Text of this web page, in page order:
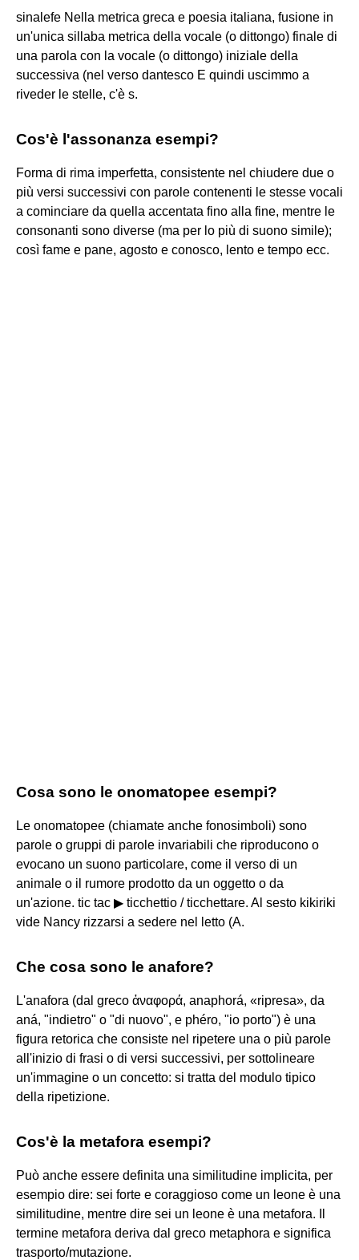
sinalefe Nella metrica greca e poesia italiana, fusione in
un'unica sillaba metrica della vocale (o dittongo) finale di
una parola con la vocale (o dittongo) iniziale della
successiva (nel verso dantesco E quindi uscimmo a
riveder le stelle, c'è s.
Cos'è l'assonanza esempi?
Forma di rima imperfetta, consistente nel chiudere due o
più versi successivi con parole contenenti le stesse vocali
a cominciare da quella accentata fino alla fine, mentre le
consonanti sono diverse (ma per lo più di suono simile);
così fame e pane, agosto e conosco, lento e tempo ecc.
Cosa sono le onomatopee esempi?
Le onomatopee (chiamate anche fonosimboli) sono
parole o gruppi di parole invariabili che riproducono o
evocano un suono particolare, come il verso di un
animale o il rumore prodotto da un oggetto o da
un'azione. tic tac ▶ ticchettio / ticchettare. Al sesto kikiriki
vide Nancy rizzarsi a sedere nel letto (A.
Che cosa sono le anafore?
L'anafora (dal greco ἀναφορά, anaphorá, «ripresa», da
aná, "indietro" o "di nuovo", e phéro, "io porto") è una
figura retorica che consiste nel ripetere una o più parole
all'inizio di frasi o di versi successivi, per sottolineare
un'immagine o un concetto: si tratta del modulo tipico
della ripetizione.
Cos'è la metafora esempi?
Può anche essere definita una similitudine implicita, per
esempio dire: sei forte e coraggioso come un leone è una
similitudine, mentre dire sei un leone è una metafora. Il
termine metafora deriva dal greco metaphora e significa
trasporto/mutazione.